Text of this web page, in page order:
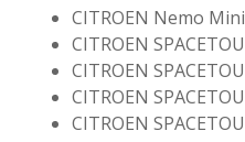
CITROEN Nemo
CITROEN
CITROEN
CITROEN
CITROEN